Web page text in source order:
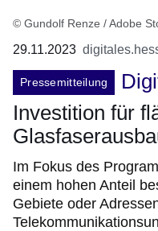
© Gundolf Renze / Adobe
29.11.2023
Pressemitteilung
Investition für
Im Fokus des
einem hohen Anteil
Gebiete oder